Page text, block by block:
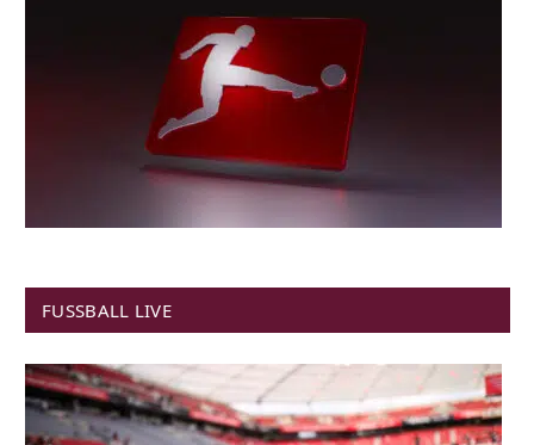
FUSSBALL LIVE